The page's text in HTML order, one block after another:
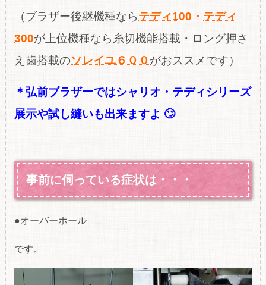
（ブラザー後継機種ならテディ100 ・ テディ
300が上位機種なら糸切機能搭載・ロング押さ
え歯搭載のソレイユ６００がおススメです）
＊弘前ブラザーではシャリオ・テディシリーズ
展示や試し縫いも出来ますよ 🙄
事前に伺っている症状は・・・
●オーバーホール
です。